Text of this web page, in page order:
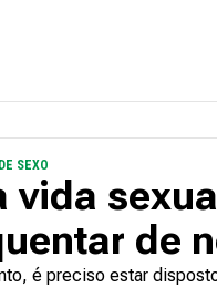
SEXO
vida
de
é preciso estar